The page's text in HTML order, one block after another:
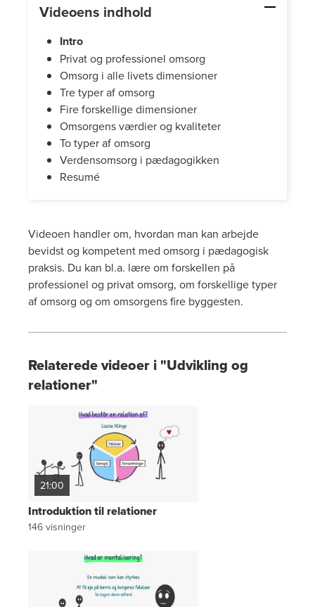
Videoens indhold
Intro
Privat og professionel omsorg
Omsorg i alle livets dimensioner
Tre typer af omsorg
Fire forskellige dimensioner
Omsorgens værdier og kvaliteter
To typer af omsorg
Verdensomsorg i pædagogikken
Resumé
Videoen handler om, hvordan man kan arbejde
bevidst og kompetent med omsorg i pædagogisk
praksis. Du kan bl.a. lære om forskellen på
professionel og privat omsorg, om forskellige typer
af omsorg og om omsorgens fire byggesten.
Relaterede videoer i "Udvikling og
relationer"
21:00
Introduktion til relationer
146 visninger